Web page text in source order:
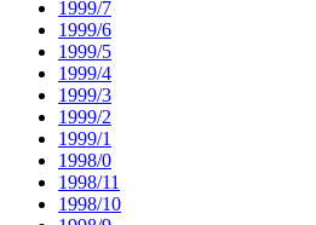
1999/7
1999/6
1999/5
1999/4
1999/3
1999/2
1999/1
1998/0
1998/11
1998/10